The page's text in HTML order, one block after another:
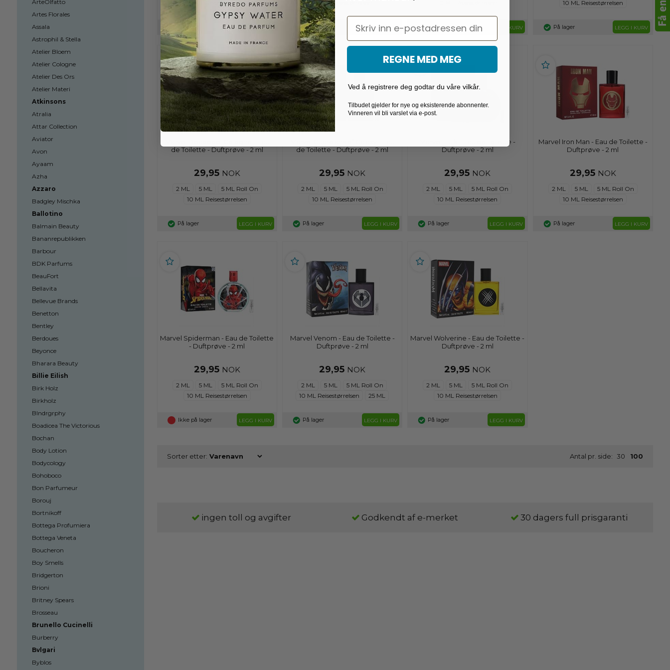
ArteOlfatto
Artes Florales
Assala
Astrophil & Stella
Atelier Bloem
Atelier Cologne
Atelier Des Ors
Atelier Materi
Atkinsons
Atralia
Attar Collection
Aviator
Avon
Ayaam
Azha
Azzaro
Badgley Mischka
Ballotino
Balmain Beauty
Bananrepublikken
Barbour
BDK Parfums
BeauFort
Bellavita
Bellevue Brands
Benetton
Bentley
Berdoues
Beyonce
Bharara Beauty
Billie Eilish
Birk Holz
Birkholz
Blndrgrphy
Boadicea The Victorious
Bochan
Body Lotion
Bodycology
Bohoboco
Bon Parfumeur
Borouj
Bortnikoff
Bottega Profumiera
Bottega Veneta
Boucheron
Boy Smells
Bridgerton
Brioni
Britney Spears
Brosseau
Brunello Cucinelli
Burberry
Bvlgari
Byblos
10 ML Reisestørrelsen
LEGG I KURV
10 ML Reisestørrelsen
På lager LEGG I KURV På lager LEGG I KURV
10 ML Reisestørrelsen
På lager LEGG I KURV
de Toilette - Duftprøve - 2 ml
29,95 NOK
2 ML 5 ML
5 ML Roll On
10 ML Reisestørrelsen
På lager LEGG I KURV
de Toilette - Duftprøve - 2 ml
29,95 NOK
2 ML 5 ML
5 ML Roll On
10 ML Reisestørrelsen
På lager LEGG I KURV
Marvel Hulk - Eau de Toilette -
Duftprøve - 2 ml
29,95 NOK
2 ML 5 ML
5 ML Roll On
10 ML Reisestørrelsen
På lager LEGG I KURV
Marvel Iron Man - Eau de Toilette -
Duftprøve - 2 ml
29,95 NOK
2 ML 5 ML
5 ML Roll On
10 ML Reisestørrelsen
På lager LEGG I KURV
Marvel Spiderman - Eau de Toilette
- Duftprøve - 2 ml
29,95 NOK
2 ML 5 ML
5 ML Roll On
10 ML Reisestørrelsen
Ikke på lager LEGG I KURV
Marvel Venom - Eau de Toilette -
Duftprøve - 2 ml
29,95 NOK
2 ML 5 ML
5 ML Roll On
10 ML Reisestørrelsen
25 ML
På lager LEGG I KURV
Marvel Wolverine - Eau de Toilette -
Duftprøve - 2 ml
29,95 NOK
2 ML 5 ML
5 ML Roll On
10 ML Reisestørrelsen
På lager LEGG I KURV
Sorter etter: Antal pr. side: 30 100
ingen toll og avgifter Godkendt af e-merket 30 dagers full prisgaranti
Email
REGNE MED MEG
Ved å registrere deg godtar du våre vilkår.
Tilbudet gjelder for nye og eksisterende abonnenter.
Vinneren vil bli varslet via e-post.